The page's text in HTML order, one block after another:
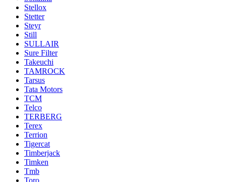
Stellox
Stetter
Steyr
Still
SULLAIR
Sure Filter
Takeuchi
TAMROCK
Tarsus
Tata Motors
TCM
Telco
TERBERG
Terex
Terrion
Tigercat
Timberjack
Timken
Tmb
Toro